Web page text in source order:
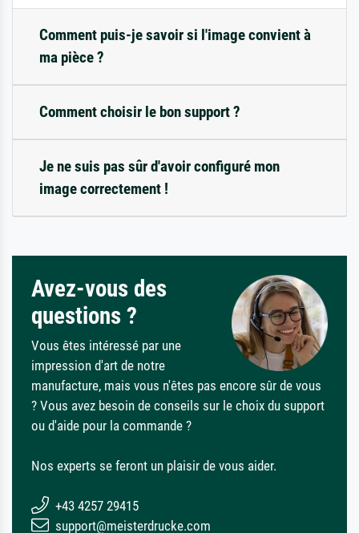
Comment puis-je savoir si l'image convient à
ma pièce ?
Comment choisir le bon support ?
Je ne suis pas sûr d'avoir configuré mon
image correctement !
Avez-vous des
questions ?
Vous êtes intéressé par une
impression d'art de notre
manufacture, mais vous n'êtes pas encore sûr de vous
? Vous avez besoin de conseils sur le choix du support
ou d'aide pour la commande ?
Nos experts se feront un plaisir de vous aider.
+43 4257 29415
support@meisterdrucke.com